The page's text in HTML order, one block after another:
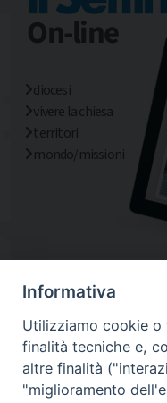
diocesi
vivere la chiesa
territori
mondo/missioni
Informativa
Utilizziamo cookie
finalità tecniche e,
altre finalità
"miglioramento